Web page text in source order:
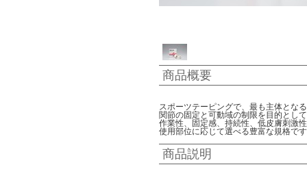
商品概要
スポーツテーピングで、最も主体とな
関節の固定と可動域の制限を目的とし
作業性、固定感、持続性、低皮膚刺激
使用部位に応じて選べる豊富な規格で
商品説明